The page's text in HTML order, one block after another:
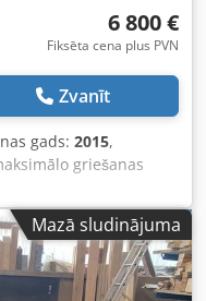
6 800 €
Fiksēta cena plus PVN
Zvanīt
gads: 2015,
griešanas
precīza
ratiņam pa rūdītiem un
zāģēšanas padeve
pārregulējami
aizsardzība
Mazā sludinājuma